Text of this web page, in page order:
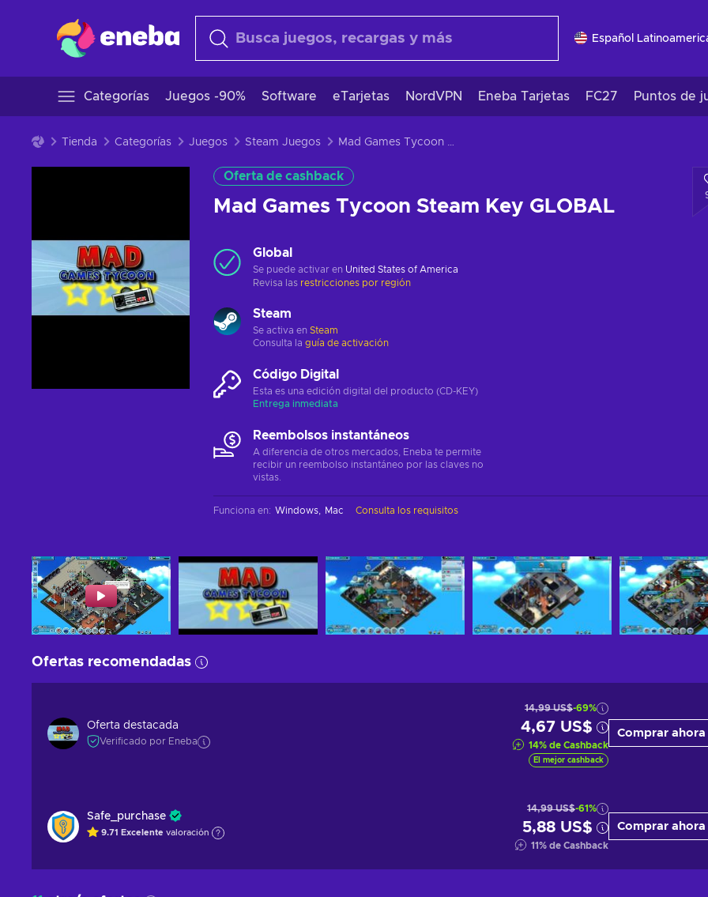
Español
Categorías Juegos -90% Software eTarjetas NordVPN Eneba Tarjetas FC27 Puntos de
Tienda Categorías Juegos Steam Juegos Mad Games Tycoon Steam Key GLOBAL
Oferta de cashback
Mad Games Tycoon Steam Key GLOBAL
Global
Se puede activar en United States of America
Revisa las restricciones por región
Steam
Se activa en Steam
Consulta la guía de activación
Código Digital
Esta es una edición digital del producto (CD-KEY)
Entrega inmediata
Reembolsos instantáneos
A diferencia de otros mercados, Eneba te permite
recibir un reembolso instantáneo por las claves no
vistas.
Funciona en: Windows Mac Consulta los requisitos
Ofertas recomendadas
Oferta destacada
Verificado por Eneba
14,99 US$-69%
4,67 US$
14% de Cashback
El mejor cashback
Comprar ahora
Safe_purchase
9.71 Excelente valoración
14,99 US$-61%
5,88 US$
11% de Cashback
Comprar ahora